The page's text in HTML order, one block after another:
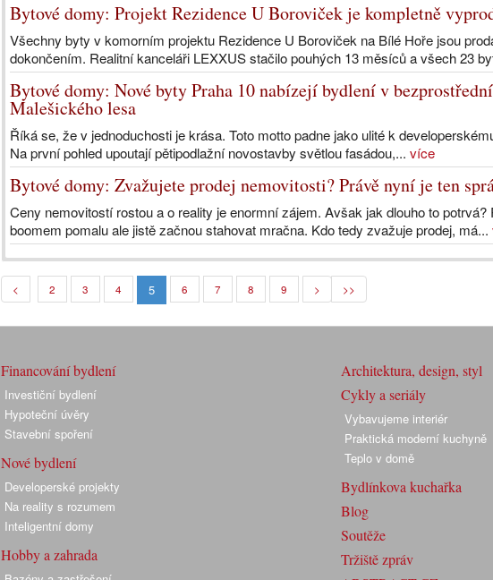
Bytové domy: Projekt Rezidence U Boroviček je kompletně
Všechny byty v komorním projektu Rezidence U Boroviček na Bílé Hoře jsou
dokončením. Realitní kanceláři LEXXUS stačilo pouhých 13 měsíců a všech 23
Bytové domy: Nové byty Praha 10 nabízejí bydlení v
Malešického lesa
Říká se, že v jednoduchosti je krása. Toto motto padne jako ulité k
Na první pohled upoutají pětipodlažní novostavby světlou fasádou,... více
Bytové domy: Zvažujete prodej nemovitosti? Právě nyní je ten
Ceny nemovitostí rostou a o reality je enormní zájem. Avšak jak dlouho to
boomem pomalu ale jistě začnou stahovat mračna. Kdo tedy zvažuje prodej, má...
< 2 3 4 5 6 7 8 9 > >>
Financování bydlení
Investiční bydlení
Hypoteční úvěry
Stavební spoření
Nové bydlení
Developerské projekty
Na reality s rozumem
Inteligentní domy
Hobby a zahrada
Architektura, design, styl
Cykly a seriály
Vybavujeme interiér
Praktická moderní kuchyně
Teplo v domě
Bydlínkova kuchařka
Blog
Soutěže
Tržiště zpráv